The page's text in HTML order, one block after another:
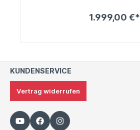
1.999,00 €*
KUNDENSERVICE
Vertrag widerrufen